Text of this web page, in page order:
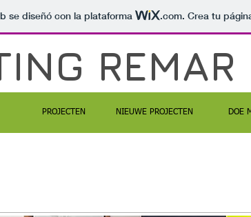
se diseñó con la plataforma .com. Crea tu
PROJECTEN NIEUWE PROJECTEN DOE